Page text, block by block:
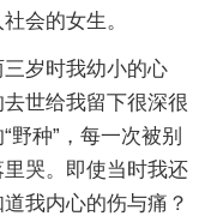
会的女生。
岁时我幼小的心
世给我留下很深很
种”，每一次被别
哭。即使当时我还
我内心的伤与痛？